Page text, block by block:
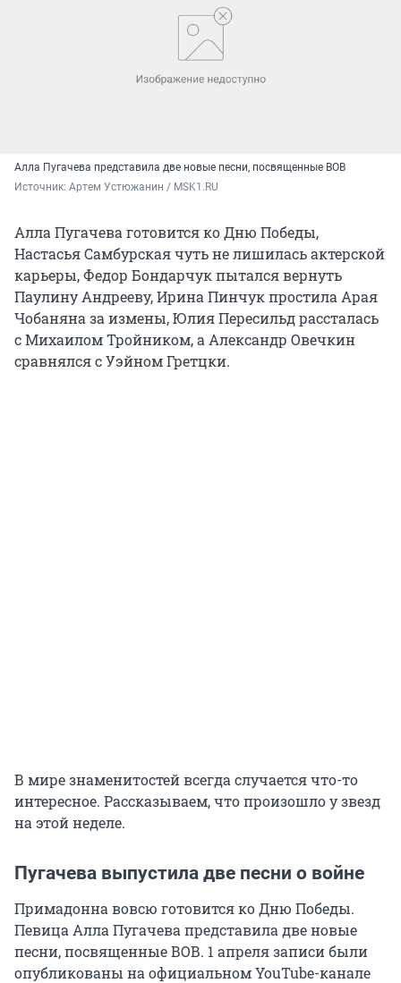
Алла Пугачева представила две новые песни, посвященные ВОВ
Источник: Артем Устюжанин / MSK1.RU
Алла Пугачева готовится ко Дню Победы,
Настасья Самбурская чуть не лишилась актерской
карьеры, Федор Бондарчук пытался вернуть
Паулину Андрееву, Ирина Пинчук простила Арая
Чобаняна за измены, Юлия Пересильд рассталась
с Михаилом Тройником, а Александр Овечкин
сравнялся с Уэйном Гретцки.
В мире знаменитостей всегда случается что-то
интересное. Рассказываем, что произошло у звезд
на этой неделе.
Пугачева выпустила две песни о войне
Примадонна вовсю готовится ко Дню Победы.
Певица Алла Пугачева представила две новые
песни, посвященные ВОВ. 1 апреля записи были
опубликованы на официальном YouTube-канале